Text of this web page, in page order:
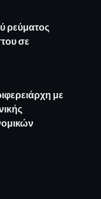
ρεύματος
σε
με